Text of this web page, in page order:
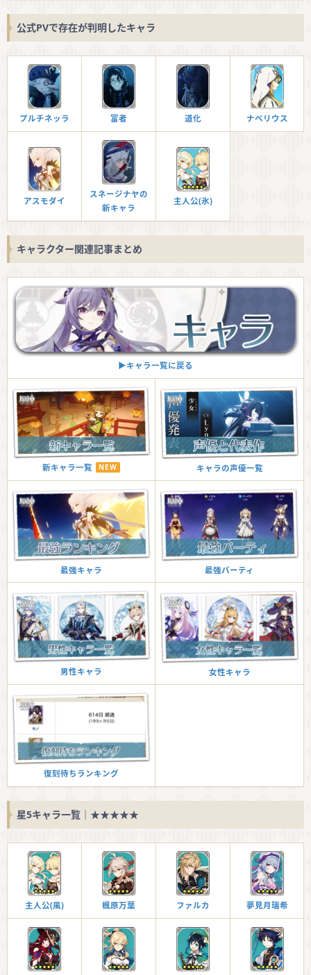
公式PVで存在が判明したキャラ
プルチネッラ 富者 道化 ナベリウス
アスモダイ
スネージナヤの
新キャラ
主人公(氷)
キャラクター関連記事まとめ
▶︎キャラ一覧に戻る
新キャラ一覧 NEW キャラの声優一覧
最強キャラ 最強パーティ
男性キャラ 女性キャラ
復刻待ちランキング
星5キャラ一覧｜★★★★★
主人公(風) 楓原万葉 ファルカ 夢見月瑞希